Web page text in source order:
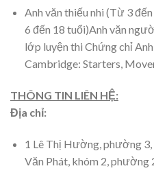
Anh văn thiếu nhi (Từ 3
6 đến 18 tuổi)Anh văn
lớp luyện thi Chứng chỉ
Cambridge: Starters,
THÔNG TIN LIÊN HỆ:
Địa chỉ:
1 Lê Thị Hường, phường 3,
Văn Phát, khóm 2, phường